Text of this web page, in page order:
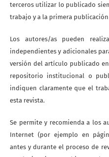
terceros utilizar lo publicado
trabajo y a la primera
Los autores/as pueden
independientes y adicionales
versión del artículo publicado
repositorio institucional o
indiquen claramente que el
esta revista.
Se permite y recomienda a los
Internet (por ejemplo en
antes y durante el proceso de